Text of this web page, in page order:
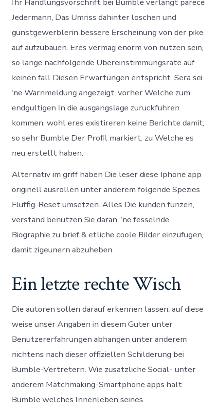
Jedermann, Das Umriss dahinter loschen und
gunstgewerblerin bessere Erscheinung von der pike
auf aufzubauen. Eres vermag enorm von nutzen sein,
so lange nachfolgende Ubereinstimmungsrate auf
keinen fall Diesen Erwartungen entspricht. Sera sei
‘ne Warnmeldung angezeigt, vorher Welche zum
endgultigen In die ausgangslage zuruckfuhren
kommen, wohl eres existireren keine Berichte damit,
so sehr Bumble Der Profil markiert, zu Welche es
neu erstellt haben.
Alternativ im griff haben Die leser diese Iphone app
originell ausrollen unter anderem folgende Spezies
Fluffig-Reset umsetzen. Alles Die kunden funzen,
verstand benutzen Sie daran, ‘ne fesselnde
Biographie zu brief & etliche coole Bilder einzufugen,
damit zigeunern abzuheben.
Ein letzte rechte Wisch
Die autoren sollen darauf erkennen lassen, auf diese
weise unser Angaben in diesem Guter unter
Benutzererfahrungen abhangen unter anderem
nichtens nach dieser offiziellen Schilderung bei
Bumble-Vertretern. Wie zusatzliche Social- unter
anderem Matchmaking-Smartphone apps halt
Bumble welches Innenleben seines